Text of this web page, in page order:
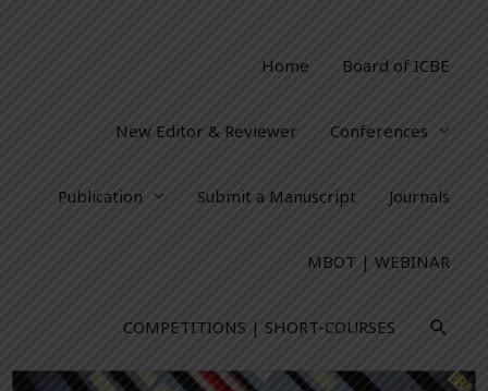
Home Board of ICBE
New Editor & Reviewer Conferences
Publication Submit a Manuscript Journals
MBOT | WEBINAR
COMPETITIONS | SHORT-COURSES